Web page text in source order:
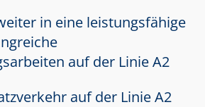
in eine leistungsfähige
auf der Linie A2
auf der Linie A2